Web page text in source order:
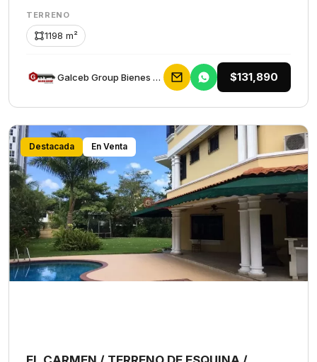
TERRENO
1198 m²
Galceb Group Bienes Raices $131,890
Destacada En Venta